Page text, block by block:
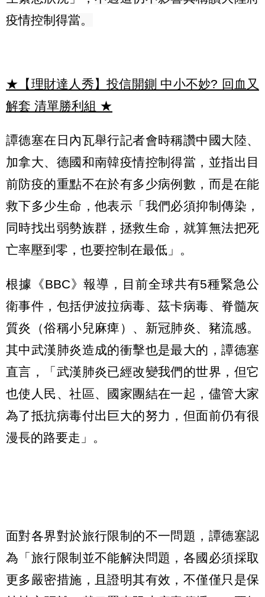
疫情控制得當。
★【理財達人秀】投信開鍘 中小不妙? 回血又
解套 清單勝利組 ★
譚德塞在日內瓦舉行記者會時稱讚中國大陸、
加拿大、德國和南韓疫情控制得當，並指出目
前防疫的重點不在於有多少病例數，而是在能
救下多少生命，他表示「我們必須抑制傳染，
同時找出弱勢族群，拯救生命，就算無法把死
亡率壓到零，也要控制在最低」。
根據《BBC》報導，目前全球共有5種緊急公
衛事件，包括伊波拉病毒、茲卡病毒、脊髓灰
質炎（俗稱小兒麻痺）、新冠肺炎、豬流感。
其中武漢肺炎造成的衝擊也是最大的，譚德塞
直言，「武漢肺炎已經改變我們的世界，但它
也使人民、社區、國家團結在一起，儘管大家
為了抵抗病毒付出巨大的努力，但面前仍有很
漫長的路要走」。
面對各界對於旅行限制的不一問題，譚德塞認
為「旅行限制並不能解決問題，各國必須採取
更多嚴密措施，且證明其有效，不僅僅只是保